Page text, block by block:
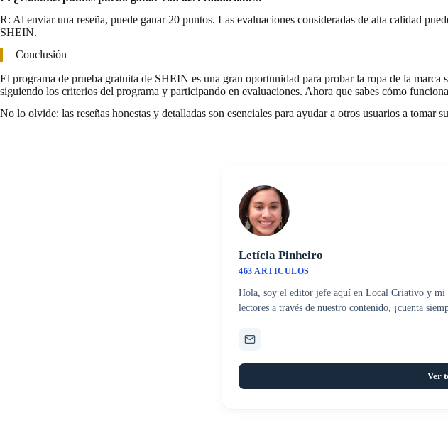
R: Al enviar una reseña, puede ganar 20 puntos. Las evaluaciones consideradas de alta calidad
SHEIN.
Conclusión
El programa de prueba gratuita de SHEIN es una gran oportunidad para probar la ropa de la
siguiendo los criterios del programa y participando en evaluaciones. Ahora que sabes cómo
No lo olvide: las reseñas honestas y detalladas son esenciales para ayudar a otros usuarios a tomar
Letícia Pinheiro
463 ARTICULOS
Hola, soy el editor jefe aquí en Local Criativo y mi
lectores a través de nuestro contenido, ¡cuenta
Ver